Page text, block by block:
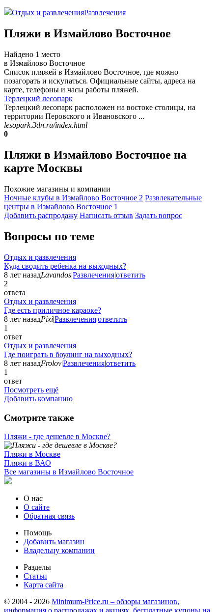
Отдых и развлеченияРазвлечения
Пляжи в Измайлово Восточное
Найдено 1 место
в Измайлово Восточное
Список пляжей в Измайлово Восточное, где можно
позагорать и искупаться. Официальные сайты, адреса на
карте, телефоны и часы работы пляжей.
Терлецкий лесопарк
Терлецкий лесопарк расположен на востоке столицы, на
территории Перовского и Ивановского ...
lesopark.3dn.ru/index.html
0
Пляжи в Измайлово Восточное на
карте Москвы
Похожие магазины и компании
Ночные клубы в Измайлово Восточное 2 Развлекательные
центры в Измайлово Восточное 1
Добавить раcпродажу Написать отзыв Задать вопрос
Вопросы по теме
Отдых и развлечения
Куда сводить ребенка на выходных?
8 лет назадLavandos|Развлечения|ответить
2
ответа
Отдых и развлечения
Где есть приличное караоке?
8 лет назадPixi|Развлечения|ответить
1
ответ
Отдых и развлечения
Где поиграть в боулинг на выходных?
8 лет назадFrolov|Развлечения|ответить
1
ответ
Посмотреть ещё
Добавить компанию
Смотрите также
Пляжи - где дешевле в Москве?
Пляжи в Москве
Пляжи в ВАО
Все магазины в Измайлово Восточное
О нас
О сайте
Обратная связь
Помощь
Добавить магазин
Владельцу компании
Разделы
Статьи
Карта сайта
© 2004 - 2026 Minimum-Price.ru – обзоры магазинов,